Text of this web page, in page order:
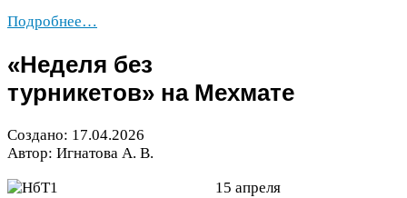
Подробнее…
«Неделя без
турникетов» на Мехмате
Создано: 17.04.2026
Автор: Игнатова А. В.
15 апреля